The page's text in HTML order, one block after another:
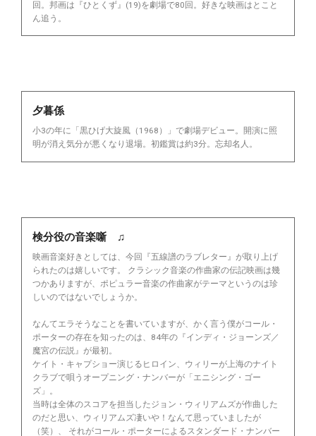
回。邦画は『ひとくず』(19)を劇場で80回。好きな映画はとこと
ん追う。
夕暮係
小3の年に「黒ひげ大旋風（1968）」で劇場デビュー。開演に照
明が消え気分が悪くなり退場。初鑑賞は約3分。忘却名人。
検分役の音楽噺 ♫
映画音楽好きとしては、今回『五線譜のラブレター』が取り上げ
られたのは嬉しいです。 クラシック音楽の作曲家の伝記映画は幾
つかありますが、ポピュラー音楽の作曲家がテーマというのは珍
しいのではないでしょうか。
なんてエラそうなことを書いていますが、かく言う僕がコール・
ポーターの存在を知ったのは、84年の『インディ・ジョーンズ／
魔宮の伝説』が最初。
ケイト・キャプショー演じるヒロイン、ウィリーが上海のナイト
クラブで唄うオープニング・ナンバーが「エニシング・ゴー
ズ」。
当時は全体のスコアを担当したジョン・ウィリアムズが作曲した
のだと思い、ウィリアムズ凄いや！なんて思っていましたが
（笑）、 それがコール・ポーターによるスタンダード・ナンバー